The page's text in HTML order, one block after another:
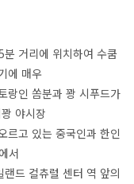
거리에 위치하여 수쿰
에 매우
랑인 쏨분과 꽝 시푸드가
야시장
르고 있는 중국인과 한인
서
드 컬츄럴 센터 역 앞의